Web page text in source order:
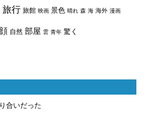
旅行 旅館 映画 景色 晴れ 森 海 海外 漫画
自然 部屋 雲 青年 驚く
合いだった